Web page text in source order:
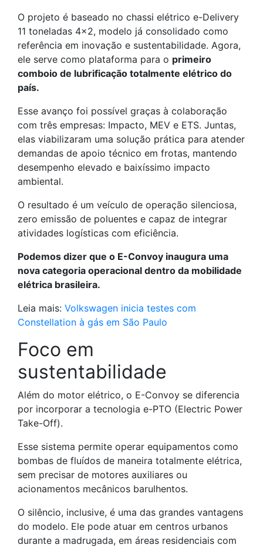
O projeto é baseado no chassi elétrico e-Delivery
11 toneladas 4×2, modelo já consolidado como
referência em inovação e sustentabilidade. Agora,
ele serve como plataforma para o primeiro
comboio de lubrificação totalmente elétrico do
país.
Esse avanço foi possível graças à colaboração
com três empresas: Impacto, MEV e ETS. Juntas,
elas viabilizaram uma solução prática para atender
demandas de apoio técnico em frotas, mantendo
desempenho elevado e baixíssimo impacto
ambiental.
O resultado é um veículo de operação silenciosa,
zero emissão de poluentes e capaz de integrar
atividades logísticas com eficiência.
Podemos dizer que o E-Convoy inaugura uma
nova categoria operacional dentro da mobilidade
elétrica brasileira.
Leia mais: Volkswagen inicia testes com
Constellation à gás em São Paulo
Foco em
sustentabilidade
Além do motor elétrico, o E-Convoy se diferencia
por incorporar a tecnologia e-PTO (Electric Power
Take-Off).
Esse sistema permite operar equipamentos como
bombas de fluídos de maneira totalmente elétrica,
sem precisar de motores auxiliares ou
acionamentos mecânicos barulhentos.
O silêncio, inclusive, é uma das grandes vantagens
do modelo. Ele pode atuar em centros urbanos
durante a madrugada, em áreas residenciais com